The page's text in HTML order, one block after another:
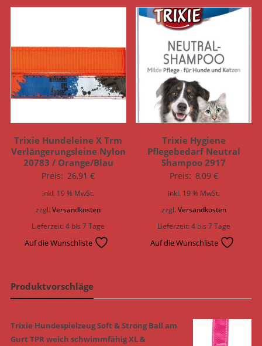
Trixie Hundeleine X Trm
Verlängerungsleine Nylon
20783 / Orange/Blau
Preis: 26,91€
inkl. 19 % MwSt.
zzgl.Versandkosten
Lieferzeit:4 bis 7 Tage
Auf die Wunschliste
Trixie Hygiene
Pflegebedarf Neutral
Shampoo 2917
Preis: 8,09 €
inkl. 19 % MwSt.
zzgl. Versandkosten
Lieferzeit:4 bis 7 Tage
Auf die Wunschliste
Produktvorschläge
Trixie Hundespielzeug Soft & Strong Ball am
Gurt TPR weich schwimmfähig XL &